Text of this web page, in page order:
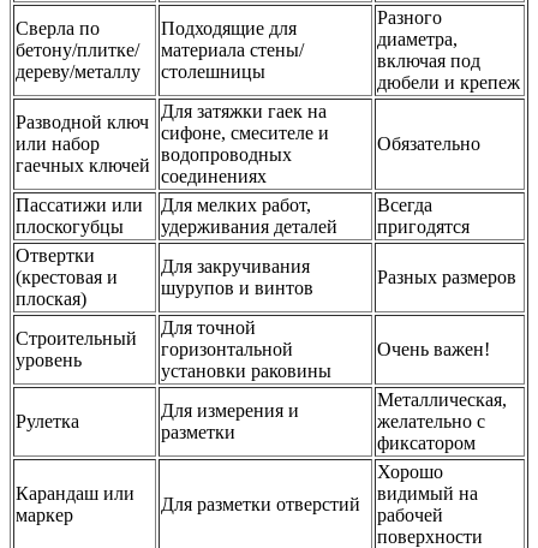
Сверла по
бетону/плитке/
дереву/металлу
Подходящие для
материала стены/
столешницы
Разного
диаметра,
включая под
дюбели и крепеж
Разводной ключ
или набор
гаечных ключей
Для затяжки гаек на
сифоне, смесителе и
водопроводных
соединениях
Обязательно
Пассатижи или
плоскогубцы
Для мелких работ,
удерживания деталей
Всегда
пригодятся
Отвертки
(крестовая и
плоская)
Для закручивания
шурупов и винтов
Разных размеров
Строительный
уровень
Для точной
горизонтальной
установки раковины
Очень важен!
Рулетка
Для измерения и
разметки
Металлическая,
желательно с
фиксатором
Карандаш или
маркер
Для разметки отверстий
Хорошо
видимый на
рабочей
поверхности